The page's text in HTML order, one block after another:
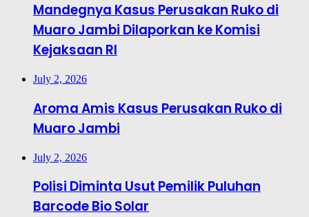
Mandegnya Kasus Perusakan Ruko di
Muaro Jambi Dilaporkan ke Komisi
Kejaksaan RI
July 2, 2026
Aroma Amis Kasus Perusakan Ruko di
Muaro Jambi
July 2, 2026
Polisi Diminta Usut Pemilik Puluhan
Barcode Bio Solar